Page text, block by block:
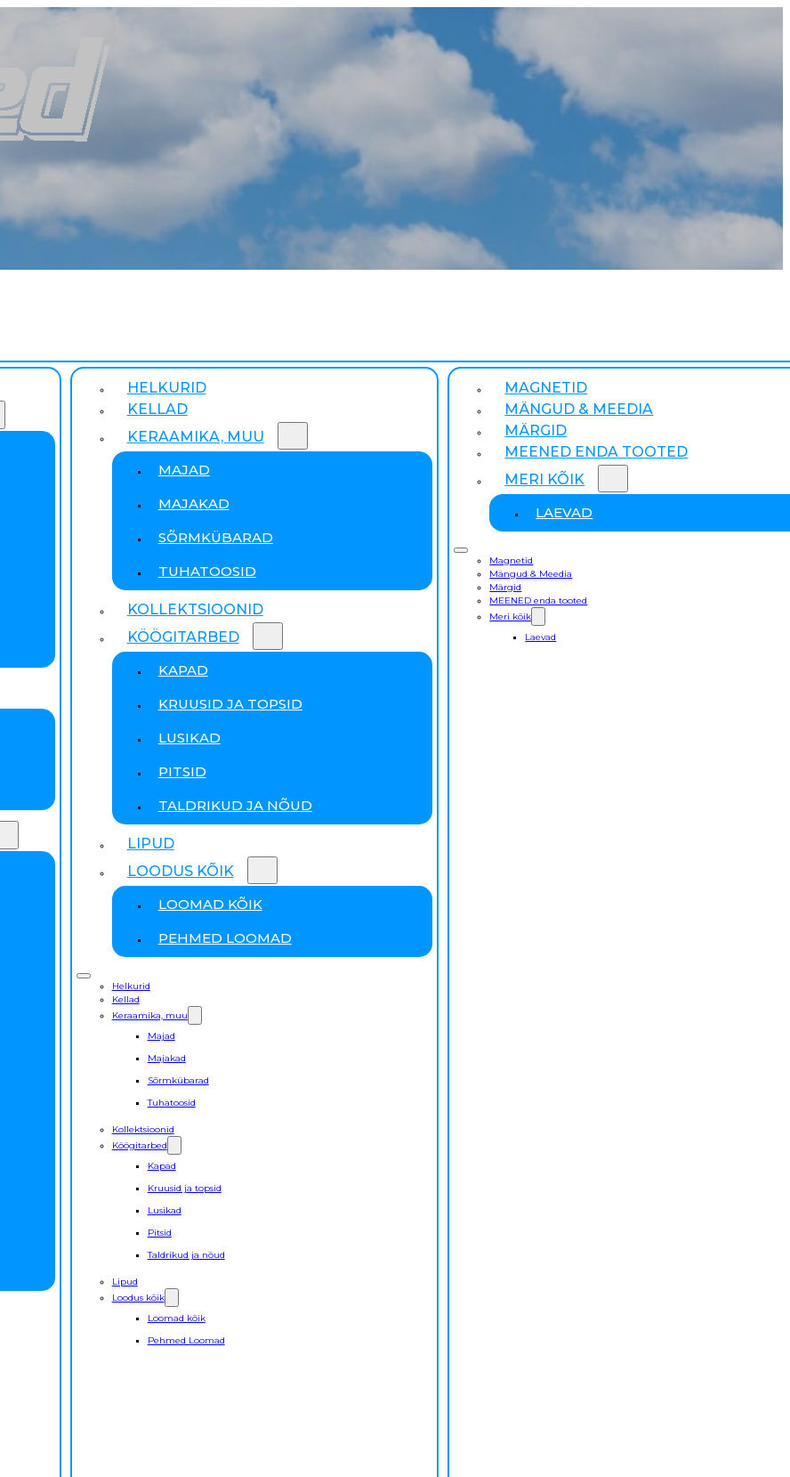
HELKURID
KELLAD
KERAAMIKA, MUU
MAJAD
MAJAKAD
SÕRMKÜBARAD
TUHATOOSID
KOLLEKTSIOONID
KÖÖGITARBED
KAPAD
KRUUSID JA TOPSID
LUSIKAD
PITSID
TALDRIKUD JA NÕUD
LIPUD
LOODUS KÕIK
LOOMAD KÕIK
PEHMED LOOMAD
Helkurid
Kellad
Keraamika, muu
Majad
Majakad
Sõrmkübarad
Tuhatoosid
Kollektsioonid
Köögitarbed
Kapad
Kruusid ja topsid
Lusikad
Pitsid
Taldrikud ja nõud
Lipud
Loodus kõik
Loomad kõik
Pehmed Loomad
MAGNETID
MÄNGUD & MEEDIA
MÄRGID
MEENED ENDA TOOTED
MERI KÕIK
LAEVAD
Magnetid
Mängud & Meedia
Märgid
MEENED enda tooted
Meri kõik
Laevad